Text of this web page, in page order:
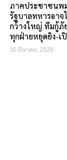
ภาคประชาชนพ
รัฐบาลทหารอาจ
กว้างใหญ่ ทีมกู้ภั
ทุกฝ่ายหยุดยิง-เ
30 มีนาคม, 2025